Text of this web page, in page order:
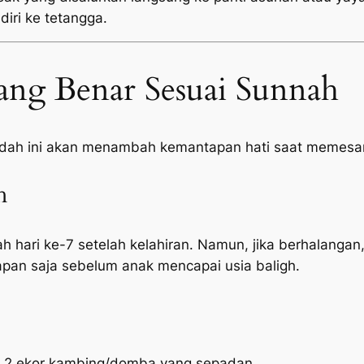
ke tetangga.
Benar Sesuai Sunnah
ini akan menambah kemantapan hati saat
hari ke-7 setelah kelahiran. Namun, jika
saja sebelum anak mencapai usia baligh.